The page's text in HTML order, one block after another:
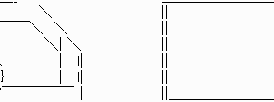
￣￣￣￣￣￣￣￣
￣￣￣￣￣￣＼ ＼
＼| ＼ ||
―――-- ､ | l|
ノ } | l| ||
│ ||＿＿＿＿＿＿＿＿